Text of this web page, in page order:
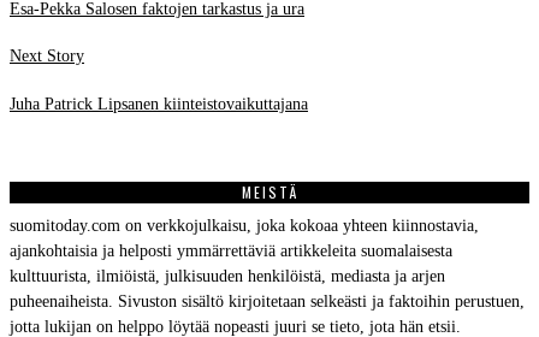
Esa-Pekka Salosen faktojen tarkastus ja ura
Next StoryNext
Juha Patrick Lipsanen kiinteistovaikuttajana
MEISTÄ
suomitoday.com on verkkojulkaisu, joka kokoaa yhteen kiinnostavia,
ajankohtaisia ja helposti ymmärrettäviä artikkeleita suomalaisesta
kulttuurista, ilmiöistä, julkisuuden henkilöistä, mediasta ja arjen
puheenaiheista. Sivuston sisältö kirjoitetaan selkeästi ja faktoihin perustuen,
jotta lukijan on helppo löytää nopeasti juuri se tieto, jota hän etsii.